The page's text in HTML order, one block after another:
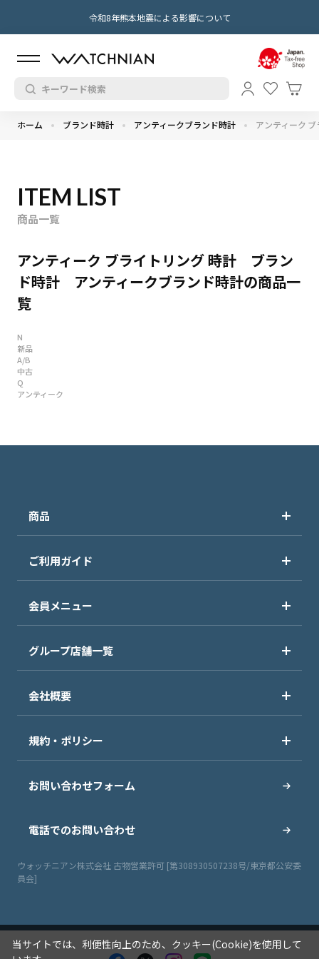
令和8年熊本地震による影響について
ホーム ブランド時計 アンティークブランド時計 アンティーク
ITEM LIST
商品一覧
アンティーク ブライトリング 時計 ブラン
ド時計 アンティークブランド時計の商品一
覧
N
新品
A/B
中古
Q
アンティーク
商品
ご利用ガイド
会員メニュー
グループ店舗一覧
会社概要
規約・ポリシー
お問い合わせフォーム
電話でのお問い合わせ
ウォッチニアン株式会社 古物営業許可 [第308930507238号/東京都公安委
員会]
当サイトでは、利便性向上のため、クッキー(Cookie)を使用して